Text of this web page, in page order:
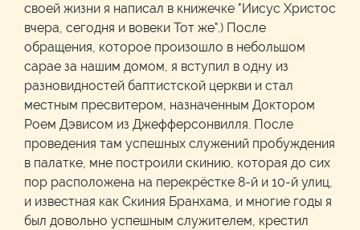
своей жизни я написал в книжечке "Иисус Христос
вчера, сегодня и вовеки Тот же".) После
обращения, которое произошло в небольшом
сарае за нашим домом, я вступил в одну из
разновидностей баптистской церкви и стал
местным пресвитером, назначенным Доктором
Роем Дэвисом из Джефферсонвилля. После
проведения там успешных служений пробуждения
в палатке, мне построили скинию, которая до сих
пор расположена на перекрёстке 8-й и 10-й улиц,
и известная как Скиния Бранхама, и многие годы я
был довольно успешным служителем, крестил